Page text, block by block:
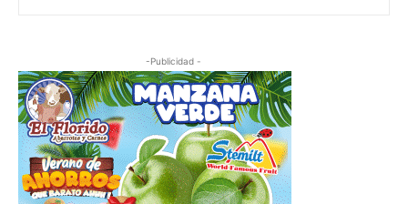
-Publicidad -